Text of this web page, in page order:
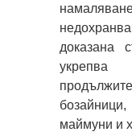
доказана
укрепва
маймуни и